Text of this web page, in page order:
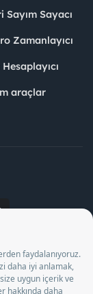
Sayım Sayacı
Zamanlayıcı
araçlar
A.Ş. Özel İstihdam
arasında